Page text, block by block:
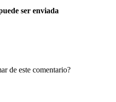
ser enviada
de este comentario?